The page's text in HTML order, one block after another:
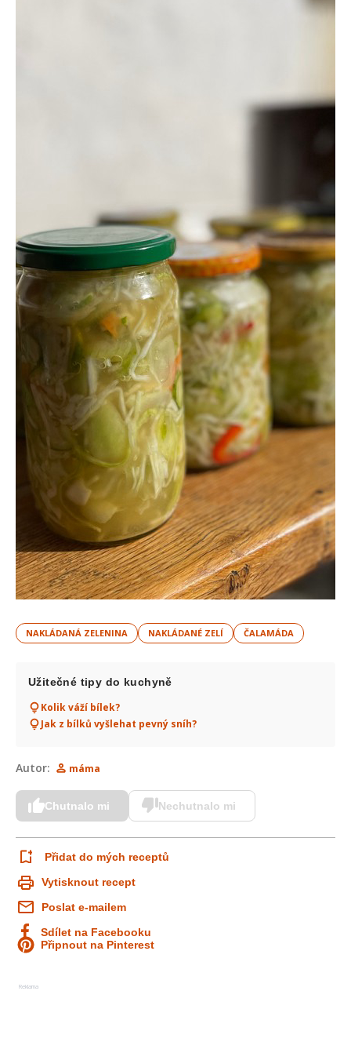
NAKLÁDANÁ ZELENINA NAKLÁDANÉ ZELÍ ČALAMÁDA
Užitečné tipy do kuchyně
Kolik váží bílek?
Jak z bílků vyšlehat pevný sníh?
Autor: máma
Chutnalo mi Nechutnalo mi
Přidat do mých receptů
Vytisknout recept
Poslat e-mailem
Sdílet na Facebooku
Připnout na Pinterest
Reklama